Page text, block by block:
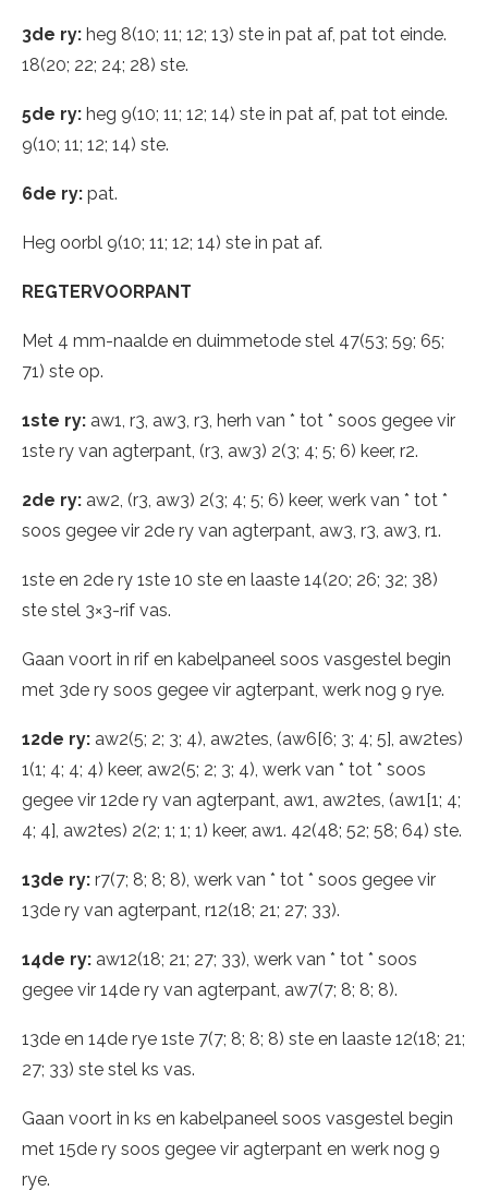
3de ry: heg 8(10; 11; 12; 13) ste in pat af, pat tot einde.
18(20; 22; 24; 28) ste.
5de ry: heg 9(10; 11; 12; 14) ste in pat af, pat tot einde.
9(10; 11; 12; 14) ste.
6de ry: pat.
Heg oorbl 9(10; 11; 12; 14) ste in pat af.
REGTERVOORPANT
Met 4 mm-naalde en duimmetode stel 47(53; 59; 65;
71) ste op.
1ste ry: aw1, r3, aw3, r3, herh van * tot * soos gegee vir
1ste ry van agterpant, (r3, aw3) 2(3; 4; 5; 6) keer, r2.
2de ry: aw2, (r3, aw3) 2(3; 4; 5; 6) keer, werk van * tot *
soos gegee vir 2de ry van agterpant, aw3, r3, aw3, r1.
1ste en 2de ry 1ste 10 ste en laaste 14(20; 26; 32; 38)
ste stel 3×3-rif vas.
Gaan voort in rif en kabelpaneel soos vasgestel begin
met 3de ry soos gegee vir agterpant, werk nog 9 rye.
12de ry: aw2(5; 2; 3; 4), aw2tes, (aw6[6; 3; 4; 5], aw2tes)
1(1; 4; 4; 4) keer, aw2(5; 2; 3; 4), werk van * tot * soos
gegee vir 12de ry van agterpant, aw1, aw2tes, (aw1[1; 4;
4; 4], aw2tes) 2(2; 1; 1; 1) keer, aw1. 42(48; 52; 58; 64) ste.
13de ry: r7(7; 8; 8; 8), werk van * tot * soos gegee vir
13de ry van agterpant, r12(18; 21; 27; 33).
14de ry: aw12(18; 21; 27; 33), werk van * tot * soos
gegee vir 14de ry van agterpant, aw7(7; 8; 8; 8).
13de en 14de rye 1ste 7(7; 8; 8; 8) ste en laaste 12(18; 21;
27; 33) ste stel ks vas.
Gaan voort in ks en kabelpaneel soos vasgestel begin
met 15de ry soos gegee vir agterpant en werk nog 9
rye.